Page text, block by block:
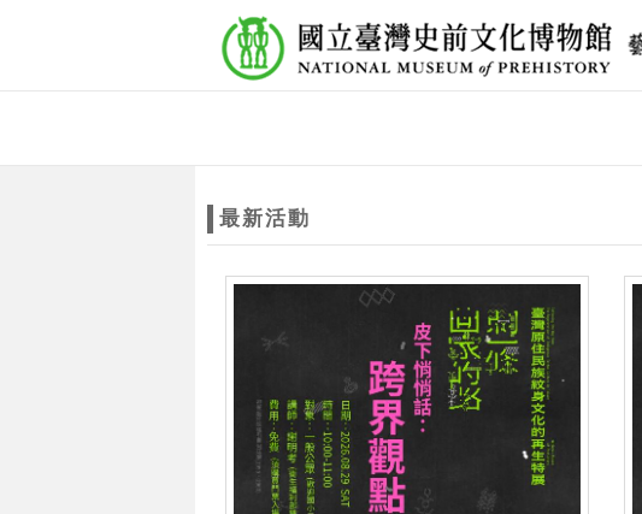
最新活動